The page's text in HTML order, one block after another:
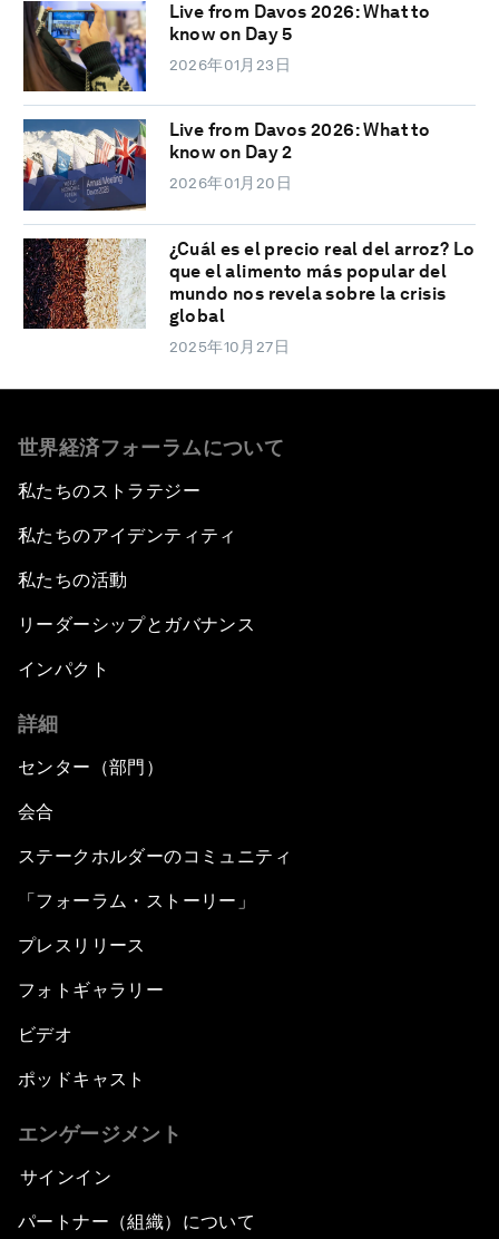
Live from Davos 2026: What to
know on Day 5
2026年01月23日
Live from Davos 2026: What to
know on Day 2
2026年01月20日
¿Cuál es el precio real del arroz? Lo
que el alimento más popular del
mundo nos revela sobre la crisis
global
2025年10月27日
世界経済フォーラムについて
私たちのストラテジー
私たちのアイデンティティ
私たちの活動
リーダーシップとガバナンス
インパクト
詳細
センター（部門）
会合
ステークホルダーのコミュニティ
「フォーラム・ストーリー」
プレスリリース
フォトギャラリー
ビデオ
ポッドキャスト
エンゲージメント
サインイン
パートナー（組織）について